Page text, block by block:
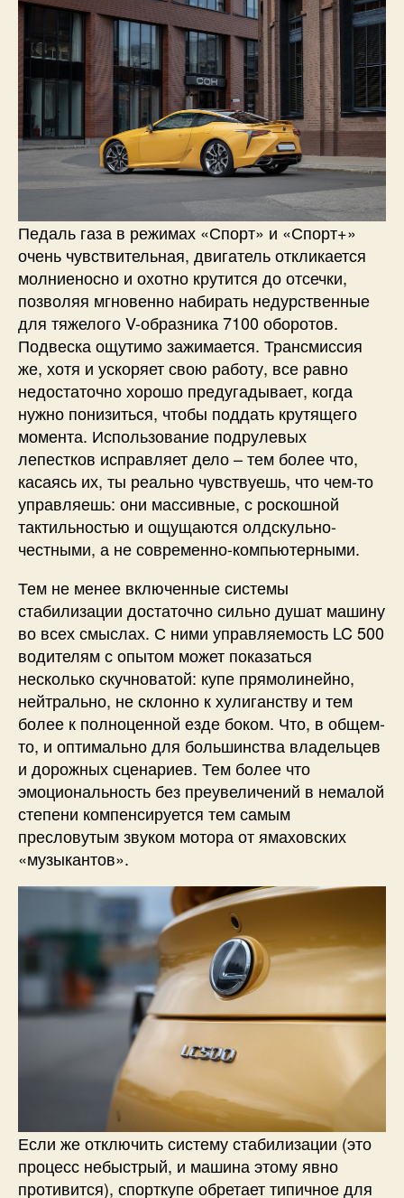
Педаль газа в режимах «Спорт» и «Спорт+»
очень чувствительная, двигатель откликается
молниеносно и охотно крутится до отсечки,
позволяя мгновенно набирать недурственные
для тяжелого V-образника 7100 оборотов.
Подвеска ощутимо зажимается. Трансмиссия
же, хотя и ускоряет свою работу, все равно
недостаточно хорошо предугадывает, когда
нужно понизиться, чтобы поддать крутящего
момента. Использование подрулевых
лепестков исправляет дело – тем более что,
касаясь их, ты реально чувствуешь, что чем-то
управляешь: они массивные, с роскошной
тактильностью и ощущаются олдскульно-
честными, а не современно-компьютерными.
Тем не менее включенные системы
стабилизации достаточно сильно душат машину
во всех смыслах. С ними управляемость LC 500
водителям с опытом может показаться
несколько скучноватой: купе прямолинейно,
нейтрально, не склонно к хулиганству и тем
более к полноценной езде боком. Что, в общем-
то, и оптимально для большинства владельцев
и дорожных сценариев. Тем более что
эмоциональность без преувеличений в немалой
степени компенсируется тем самым
пресловутым звуком мотора от ямаховских
«музыкантов».
Если же отключить систему стабилизации (это
процесс небыстрый, и машина этому явно
противится), спорткупе обретает типичное для